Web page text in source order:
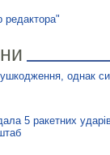
редактора"
однак
5 ракетних